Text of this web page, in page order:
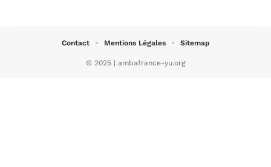
© 2025 | ambafrance-yu.org
Contact Mentions Légales Sitemap